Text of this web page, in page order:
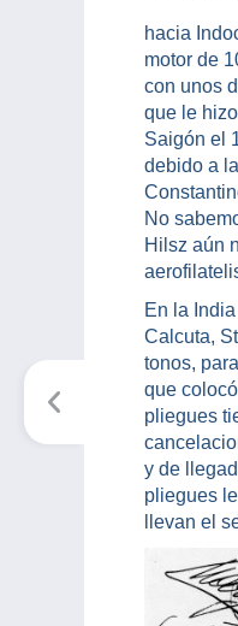
hacia
motor de
con unos
que le
Saigón el
debido a
No
Hilsz aún
En la
Calcuta,
tonos,
que
pliegues
y de
pliegues
llevan el